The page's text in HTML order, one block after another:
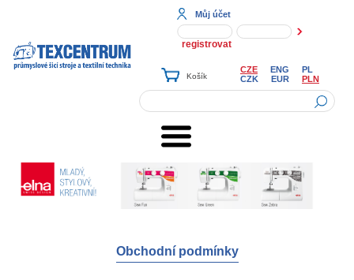
Můj účet
registrovat
CZE ENG
PL
CZK
EUR PLN
Obchodní podmínky